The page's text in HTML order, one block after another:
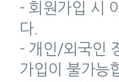
- 회원가입 시
다.
- 개인/외국인
가입이 불가능